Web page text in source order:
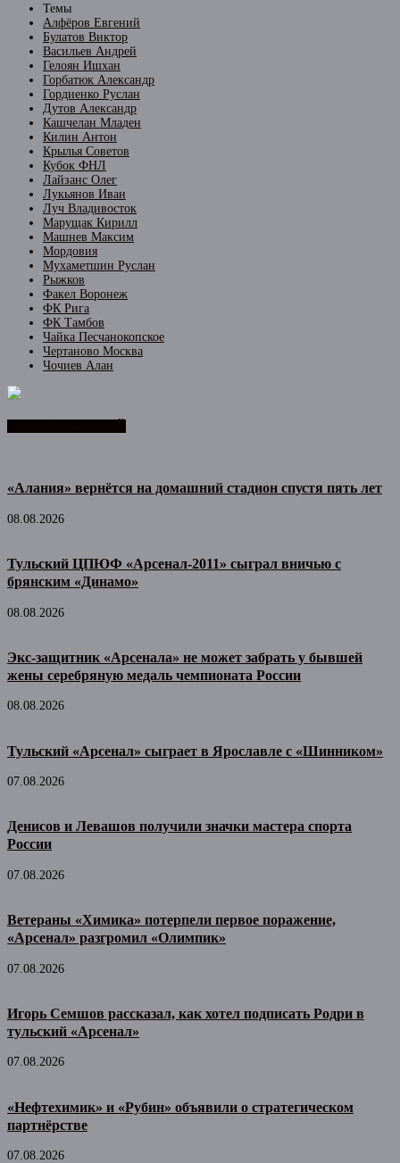
Темы
Алфёров Евгений
Булатов Виктор
Васильев Андрей
Гелоян Ишхан
Горбатюк Александр
Гордиенко Руслан
Дутов Александр
Кашчелан Младен
Килин Антон
Крылья Советов
Кубок ФНЛ
Лайзанс Олег
Лукьянов Иван
Луч Владивосток
Марущак Кирилл
Машнев Максим
Мордовия
Мухаметшин Руслан
Рыжков
Факел Воронеж
ФК Рига
ФК Тамбов
Чайка Песчанокопское
Чертаново Москва
Чочиев Алан
«Алания» вернётся на домашний стадион спустя пять лет
08.08.2026
Тульский ЦПЮФ «Арсенал-2011» сыграл вничью с
брянским «Динамо»
08.08.2026
Экс-защитник «Арсенала» не может забрать у бывшей
жены серебряную медаль чемпионата России
08.08.2026
Тульский «Арсенал» сыграет в Ярославле с «Шинником»
07.08.2026
Денисов и Левашов получили значки мастера спорта
России
07.08.2026
Ветераны «Химика» потерпели первое поражение,
«Арсенал» разгромил «Олимпик»
07.08.2026
Игорь Семшов рассказал, как хотел подписать Родри в
тульский «Арсенал»
07.08.2026
«Нефтехимик» и «Рубин» объявили о стратегическом
партнёрстве
07.08.2026